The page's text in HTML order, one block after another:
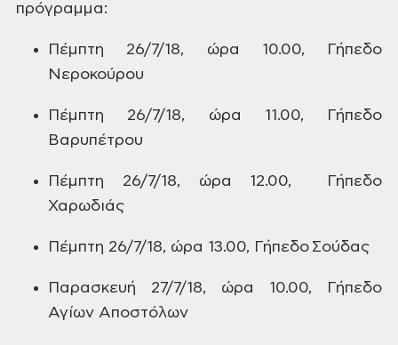
πρόγραμμα:
Πέμπτη 26/7/18, ώρα 10.00, Γήπεδο
Νεροκούρου
Πέμπτη 26/7/18, ώρα 11.00, Γήπεδο
Βαρυπέτρου
Πέμπτη 26/7/18, ώρα 12.00, Γήπεδο
Χαρωδιάς
Πέμπτη 26/7/18, ώρα 13.00, Γήπεδο Σούδας
Παρασκευή 27/7/18, ώρα 10.00, Γήπεδο
Αγίων Αποστόλων